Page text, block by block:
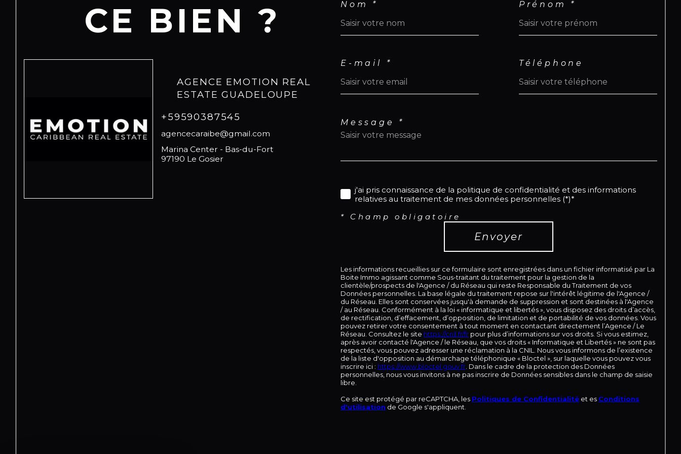
Charges : Aucune
Taxe foncière : 4 094 €
supplémentaire, vous pouvez
contacter Jeff et Dorothée par
WhatsApp ou par message au +590
690 66 35 40 ainsi que le +590 690 60
@dorothee.emotion.realestate
CE BIEN ?
AGENCE EMOTION REAL
ESTATE GUADELOUPE
+59590387545
agencecaraibe@gmail.com
Marina Center - Bas-du-Fort
97190 Le Gosier
Nom * Prénom *
E-mail * Téléphone
Message *
j'ai pris connaissance de la politique de confidentialité et des informations
relatives au traitement de mes données personnelles (*)*
* Champ obligatoire
Envoyer
Les informations recueillies sur ce formulaire sont enregistrées dans un fichier informatisé par La
Boite Immo agissant comme Sous-traitant du traitement pour la gestion de la
clientèle/prospects de l'Agence / du Réseau qui reste Responsable du Traitement de vos
Données personnelles. La base légale du traitement repose sur l'intérêt légitime de l'Agence /
du Réseau. Elles sont conservées jusqu'à demande de suppression et sont destinées à l'Agence
/ au Réseau. Conformément à la loi « informatique et libertés », vous disposez des droits d’accès,
de rectification, d’effacement, d’opposition, de limitation et de portabilité de vos données. Vous
pouvez retirer votre consentement à tout moment en contactant directement l’Agence / Le
Réseau. Consultez le site https://cnil.fr/fr pour plus d’informations sur vos droits. Si vous estimez,
après avoir contacté l'Agence / le Réseau, que vos droits « Informatique et Libertés » ne sont pas
respectés, vous pouvez adresser une réclamation à la CNIL. Nous vous informons de l’existence
de la liste d'opposition au démarchage téléphonique « Bloctel », sur laquelle vous pouvez vous
inscrire ici : https://www.bloctel.gouv.fr . Dans le cadre de la protection des Données
personnelles, nous vous invitons à ne pas inscrire de Données sensibles dans le champ de saisie
libre.
Ce site est protégé par reCAPTCHA, les Politiques de Confidentialité et es Conditions
d'utilisation de Google s'appliquent.